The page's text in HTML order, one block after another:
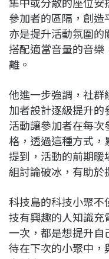
參加者的區隔，創
亦是提升活動氛圍
搭配適當音量的音
離。
他進一步強調，社群
加者設計逐級提升
活動讓參加者在每
格，透過這種方式
提到，活動的前期
組討論破冰，有助於
科技島的科技小聚
技有興趣的人知識充
一次，都是想提升自
待在下次的小聚中，